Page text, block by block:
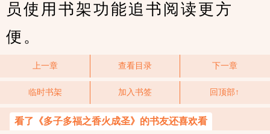
员使用书架功能追书阅读更方
便。
上一章 查看目录 下一章
临时书架 加入书签 回顶部↑
看了《多子多福之香火成圣》的书友还喜欢看